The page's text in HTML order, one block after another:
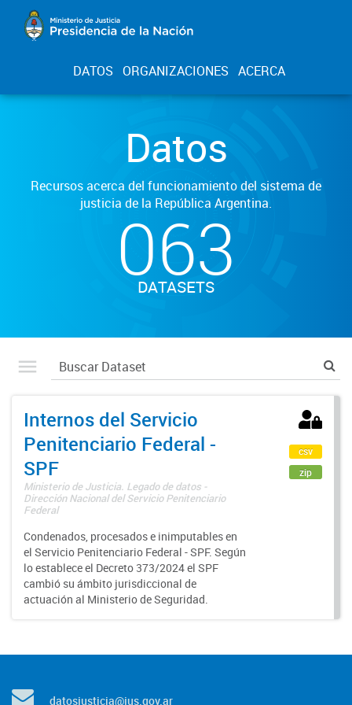
DATOS ORGANIZACIONES ACERCA
Datos
Recursos acerca del funcionamiento del sistema de
justicia de la República Argentina.
063
DATASETS
Internos del Servicio
Penitenciario Federal -
SPF
Ministerio de Justicia. Legado de datos -
Dirección Nacional del Servicio Penitenciario
Federal
Condenados, procesados e inimputables en
el Servicio Penitenciario Federal - SPF. Según
lo establece el Decreto 373/2024 el SPF
cambió su ámbito jurisdiccional de
actuación al Ministerio de Seguridad.
csv
zip
datosjusticia@jus.gov.ar